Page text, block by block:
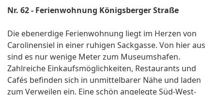
Nr. 62 - Ferienwohnung Königsberger Straße
Die ebenerdige Ferienwohnung liegt im Herzen von
Carolinensiel in einer ruhigen Sackgasse. Von hier aus
sind es nur wenige Meter zum Museumshafen.
Zahlreiche Einkaufsmöglichkeiten, Restaurants und
Cafés befinden sich in unmittelbarer Nähe und laden
zum Verweilen ein. Eine schön angelegte Süd-West-